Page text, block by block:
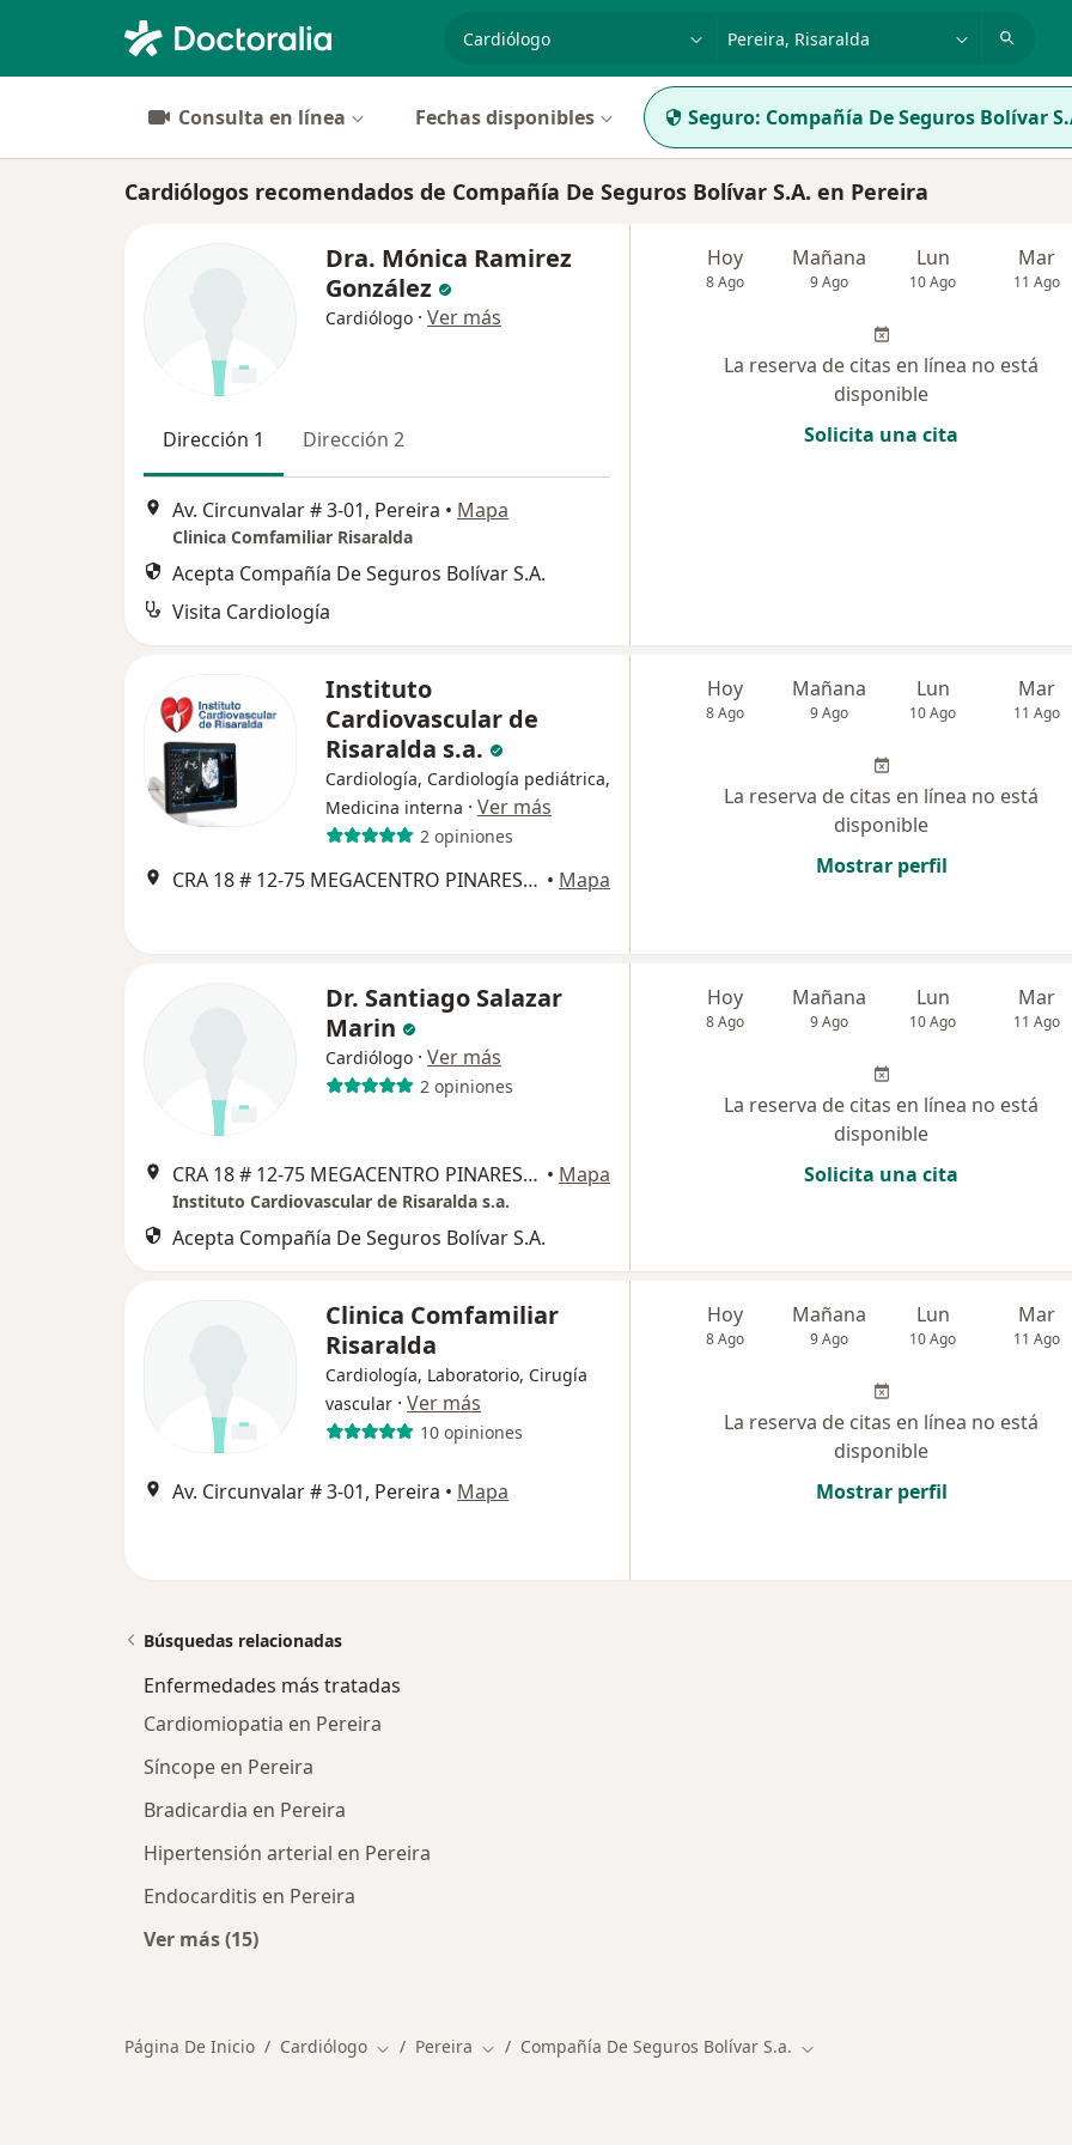
especialidad, enfermedad o nombre
Consulta en línea Fechas disponibles Seguro: Compañía De Seguros Bolívar
Cardiólogos recomendados de Compañía De Seguros Bolívar S.A. en Pereira
Dra. Mónica Ramirez
González
Cardiólogo · Ver más
Dirección 1 Dirección 2
Av. Circunvalar # 3-01, Pereira • Mapa
Clinica Comfamiliar Risaralda
Acepta Compañía De Seguros Bolívar S.A.
Visita Cardiología
Hoy
8 Ago
Mañana
9 Ago
Lun
10 Ago
Mar
11 Ago
La reserva de citas en línea no está
disponible
Solicita una cita
Instituto
Cardiovascular de
Risaralda s.a.
Cardiología, Cardiología pediátrica,
Medicina interna · Ver más
2 opiniones
CRA 18 # 12-75 MEGACENTRO PINARES TORRE 1 PISO 3 Pereira/Risaralda......ARMENIA CRA 6 AV.CENTENARIO # 2 56.................CARTAGO CRA 4, Pereira • Mapa
Hoy
8 Ago
Mañana
9 Ago
Lun
10 Ago
Mar
11 Ago
La reserva de citas en línea no está
disponible
Mostrar perfil
Dr. Santiago Salazar
Marin
Cardiólogo · Ver más
2 opiniones
CRA 18 # 12-75 MEGACENTRO PINARES TORRE 1 PISO 3 Pereira/Risaralda......ARMENIA CRA 6 AV.CENTENARIO # 2 56.................CARTAGO CRA 4, Pereira • Mapa
Instituto Cardiovascular de Risaralda s.a.
Acepta Compañía De Seguros Bolívar S.A.
Hoy
8 Ago
Mañana
9 Ago
Lun
10 Ago
Mar
11 Ago
La reserva de citas en línea no está
disponible
Solicita una cita
Clinica Comfamiliar
Risaralda
Cardiología, Laboratorio, Cirugía
vascular · Ver más
10 opiniones
Av. Circunvalar # 3-01, Pereira • Mapa
Hoy
8 Ago
Mañana
9 Ago
Lun
10 Ago
Mar
11 Ago
La reserva de citas en línea no está
disponible
Mostrar perfil
Búsquedas relacionadas
Enfermedades más tratadas
Cardiomiopatia en Pereira
Síncope en Pereira
Bradicardia en Pereira
Hipertensión arterial en Pereira
Endocarditis en Pereira
Ver más (15)
Página De Inicio Cardiólogo Cambiar de ciudad
Pereira Cambiar de ciudad
Compañía De Seguros Bolívar S.a. Cambiar de ciudad